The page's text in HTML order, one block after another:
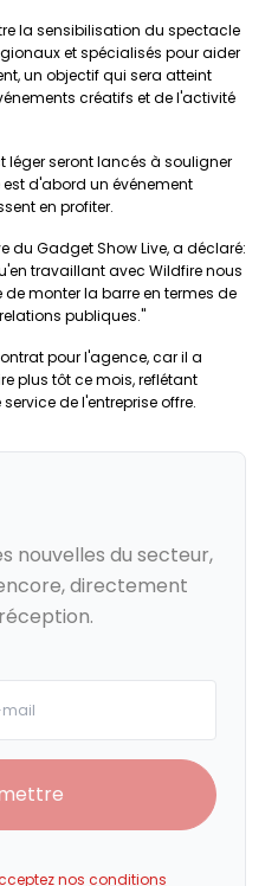
la sensibilisation du spectacle
et spécialisés pour aider
un objectif qui sera atteint
créatifs et de l'activité
seront lancés à souligner
d'abord un événement
en profiter.
du Gadget Show Live, a déclaré:
travaillant avec Wildfire nous
monter la barre en termes de
publiques."
pour l'agence, car il a
plus tôt ce mois, reflétant
de l'entreprise offre.
nouvelles du secteur,
directement
nos conditions